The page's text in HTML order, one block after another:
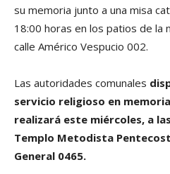
su memoria junto a una misa
18:00 horas en los patios de la
calle Américo Vespucio 002.
Las autoridades comunales
servicio religioso en
realizará este miércoles, a
Templo Metodista
General 0465.